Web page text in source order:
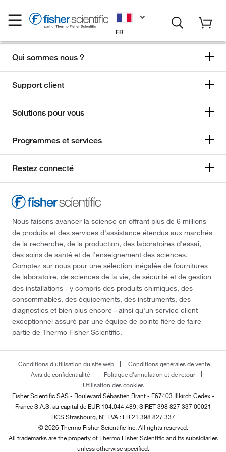
FR
Qui sommes nous ?
Support client
Solutions pour vous
Programmes et services
Restez connecté
Nous faisons avancer la science en offrant plus de 6 millions
de produits et des services d'assistance étendus aux marchés
de la recherche, de la production, des laboratoires d'essai,
des soins de santé et de l'enseignement des sciences.
Comptez sur nous pour une sélection inégalée de fournitures
de laboratoire, de sciences de la vie, de sécurité et de gestion
des installations - y compris des produits chimiques, des
consommables, des équipements, des instruments, des
diagnostics et bien plus encore - ainsi qu'un service client
exceptionnel assuré par une équipe de pointe fière de faire
partie de Thermo Fisher Scientific.
Conditions d'utilisation du site web
Conditions générales de vente
Avis de confidentialité
Politique d'annulation et de retour
Utilisation des cookies
Fisher Scientific SAS - Boulevard Sébastien Brant - F67403 Illkirch Cedex -
FranceS.A.S. au capital de EUR 104.044.489, SIRET 398 827 337 00021
RCS Strasbourg, N° TVA : FR 21 398 827 337
© 2026 Thermo Fisher Scientific Inc. All rights reserved.
All trademarks are the property of Thermo Fisher Scientific and its subsidiaries
unless otherwise specified.